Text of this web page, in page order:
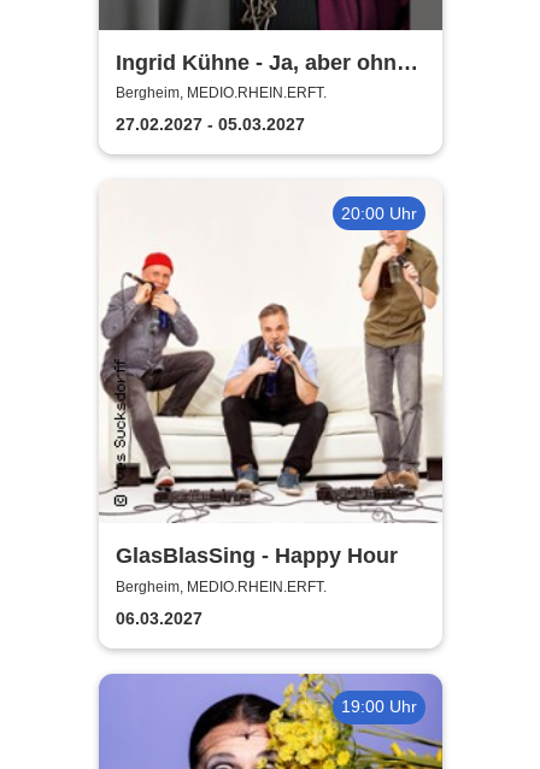
Ingrid Kühne - Ja, aber ohne
mich!
Bergheim, MEDIO.RHEIN.ERFT.
27.02.2027 - 05.03.2027
20:00 Uhr
GlasBlasSing - Happy Hour
Bergheim, MEDIO.RHEIN.ERFT.
06.03.2027
19:00 Uhr